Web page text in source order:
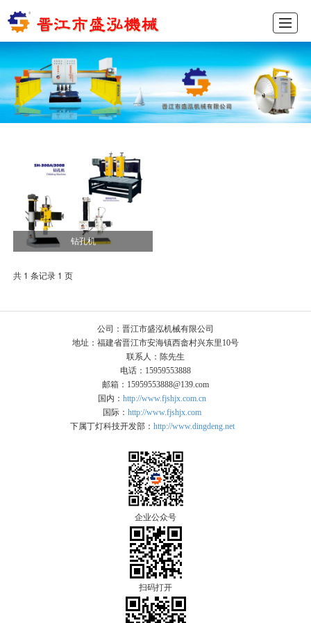
产品展示 新闻动态 联系我们 ENGLISH
钻孔机
共 1 条记录 1 页
公司：晋江市盛泓机械有限公司
地址：福建省晋江市安海镇西畲村兴东里10号
联系人：陈先生
电话：15959553888
邮箱：15959553888@139.com
国内： http://www.fjshjx.com.cn
国际： http://www.fjshjx.com
下属丁灯科技开发部： http://www.dingdeng.net
企业公众号
扫码打开